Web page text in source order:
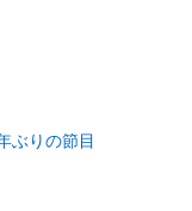
ぶりの節目